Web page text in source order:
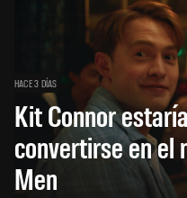
HACE 3 DÍAS
Kit Connor
convertirse en el
Men